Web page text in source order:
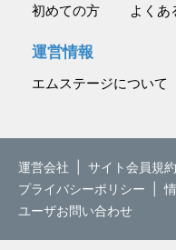
初めての方 よくあ
運営情報
エムステージについて
運営会社
サイト会員規約
プライバシーポリシー
ユーザお問い合わせ